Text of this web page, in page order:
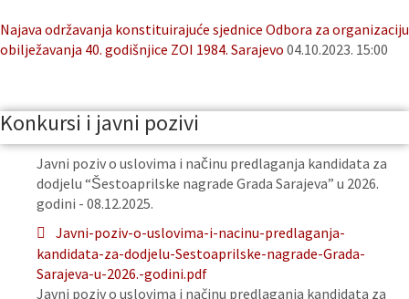
Najava održavanja konstituirajuće sjednice Odbora za organizaciju
obilježavanja 40. godišnjice ZOI 1984. Sarajevo 04.10.2023. 15:00
Konkursi i javni pozivi
Javni poziv o uslovima i načinu predlaganja kandidata za
dodjelu “Šestoaprilske nagrade Grada Sarajeva” u 2026.
godini - 08.12.2025.
Javni-poziv-o-uslovima-i-nacinu-predlaganja-
kandidata-za-dodjelu-Sestoaprilske-nagrade-Grada-
Sarajeva-u-2026.-godini.pdf
Javni poziv o uslovima i načinu predlaganja kandidata za